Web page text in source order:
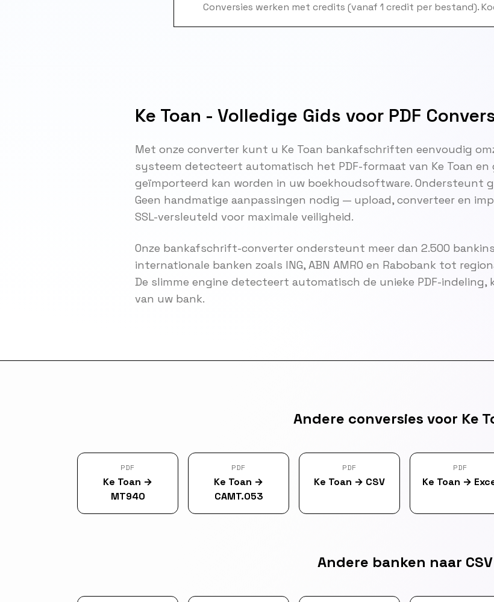
Conversies werken met credits (vanaf 1 credit per bestand).
Ke Toan - Volledige Gids voor PDF
Met onze converter kunt u Ke Toan bankafschriften eenvoudig
systeem detecteert automatisch het PDF-formaat van Ke Toan
geïmporteerd kan worden in uw boekhoudsoftware. Ondersteunt
Geen handmatige aanpassingen nodig — upload, converteer en
SSL-versleuteld voor maximale veiligheid.
Onze bankafschrift-converter ondersteunt meer dan 2.500
internationale banken zoals ING, ABN AMRO en Rabobank tot
De slimme engine detecteert automatisch de unieke PDF-
van uw bank.
Andere conversies voor Ke
PDF
Ke Toan →
MT940
PDF
Ke Toan →
CAMT.053
PDF
Ke Toan → CSV
PDF
Ke Toan →
Andere banken naar CSV